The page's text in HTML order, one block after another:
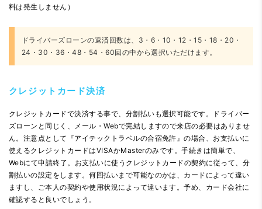
料は発生しません）
ドライバーズローンの返済回数は、3・6・10・12・15・18・20・
24・30・36・48・54・60回の中から選択いただけます。
クレジットカード決済
クレジットカードで決済する事で、分割払いも選択可能です。ドライバー
ズローンと同じく、メール・Webで完結しますので来店の必要はありませ
ん。注意点として『アイテックトラベルの合宿免許』の場合、お支払いに
使えるクレジットカードはVISAかMasterのみです。手続きは簡単で、
Webにて申請終了。お支払いに使うクレジットカードの契約に従って、分
割払いの設定をします。何回払いまで可能なのかは、カードによって違い
ますし、ご本人の契約や使用状況によって違います。予め、カード会社に
確認すると良いでしょう。